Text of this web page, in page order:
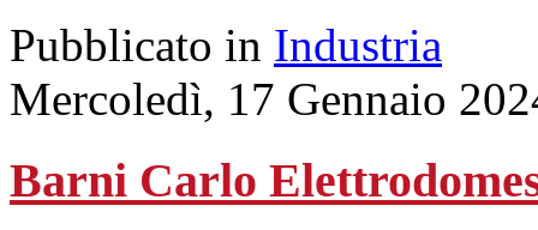
Pubblicato in Industria
Mercoledì, 17 Gennaio
Barni Carlo